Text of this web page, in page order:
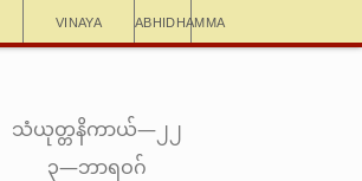
Vinaya Abhidhamma
သံယုတ္တနိကာယ်—၂၂
၃—ဘာရဝဂ်